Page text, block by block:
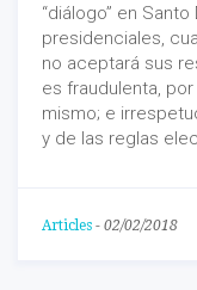
“diálogo” en
presidenciales,
no aceptará sus
es fraudulenta,
mismo; e
y de las reglas
Articles - 02/02/2018